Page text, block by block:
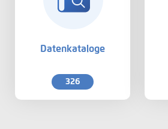
Datenkataloge
326